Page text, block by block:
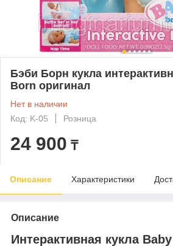
Бэби Борн кукла
Born оригинал
Нет в наличии
Код: K-05
Розница
24 900 ₸
Описание Характеристики
Описание
Интерактивная кукла